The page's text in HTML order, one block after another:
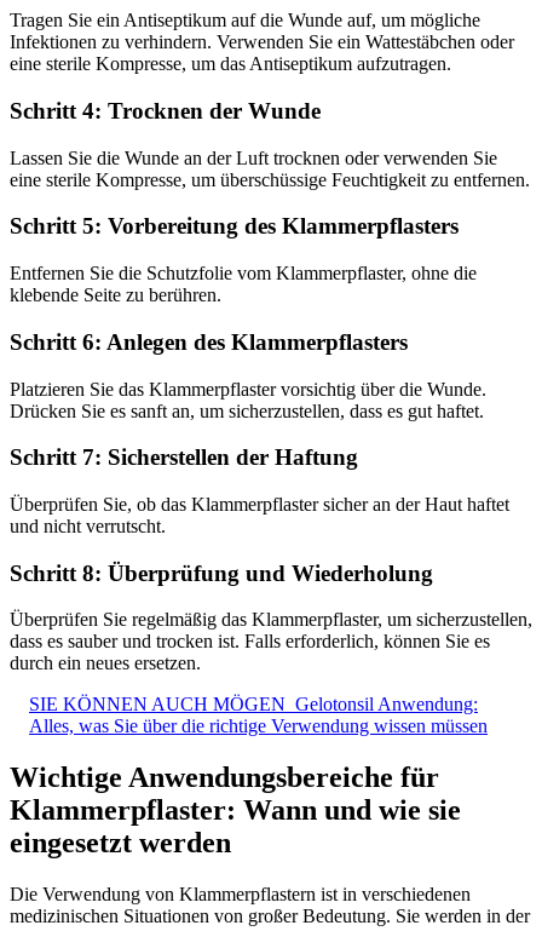
Tragen Sie ein Antiseptikum auf die Wunde auf, um mögliche
Infektionen zu verhindern. Verwenden Sie ein Wattestäbchen oder
eine sterile Kompresse, um das Antiseptikum aufzutragen.
Schritt 4: Trocknen der Wunde
Lassen Sie die Wunde an der Luft trocknen oder verwenden Sie
eine sterile Kompresse, um überschüssige Feuchtigkeit zu entfernen.
Schritt 5: Vorbereitung des Klammerpflasters
Entfernen Sie die Schutzfolie vom Klammerpflaster, ohne die
klebende Seite zu berühren.
Schritt 6: Anlegen des Klammerpflasters
Platzieren Sie das Klammerpflaster vorsichtig über die Wunde.
Drücken Sie es sanft an, um sicherzustellen, dass es gut haftet.
Schritt 7: Sicherstellen der Haftung
Überprüfen Sie, ob das Klammerpflaster sicher an der Haut haftet
und nicht verrutscht.
Schritt 8: Überprüfung und Wiederholung
Überprüfen Sie regelmäßig das Klammerpflaster, um sicherzustellen,
dass es sauber und trocken ist. Falls erforderlich, können Sie es
durch ein neues ersetzen.
SIE KÖNNEN AUCH MÖGEN Gelotonsil Anwendung:
Alles, was Sie über die richtige Verwendung wissen müssen
Wichtige Anwendungsbereiche für
Klammerpflaster: Wann und wie sie
eingesetzt werden
Die Verwendung von Klammerpflastern ist in verschiedenen
medizinischen Situationen von großer Bedeutung. Sie werden in der